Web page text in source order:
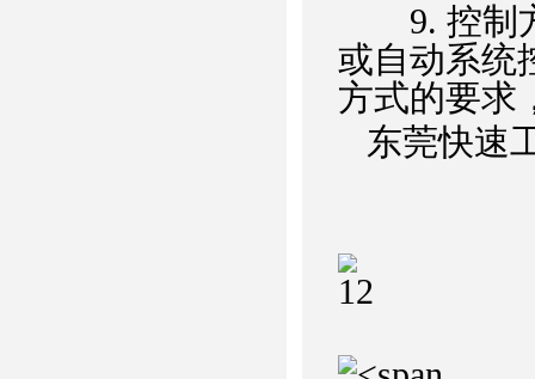
9. 控制
或自动系统
方式的要求
东莞快速